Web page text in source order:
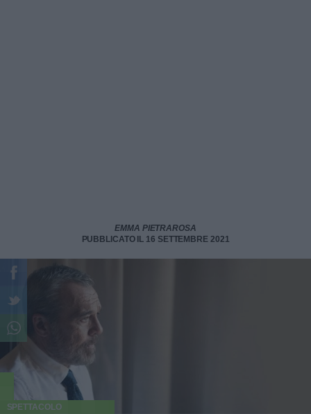
EMMA PIETRAROSA
PUBBLICATO IL 16 SETTEMBRE 2021
SPETTACOLO